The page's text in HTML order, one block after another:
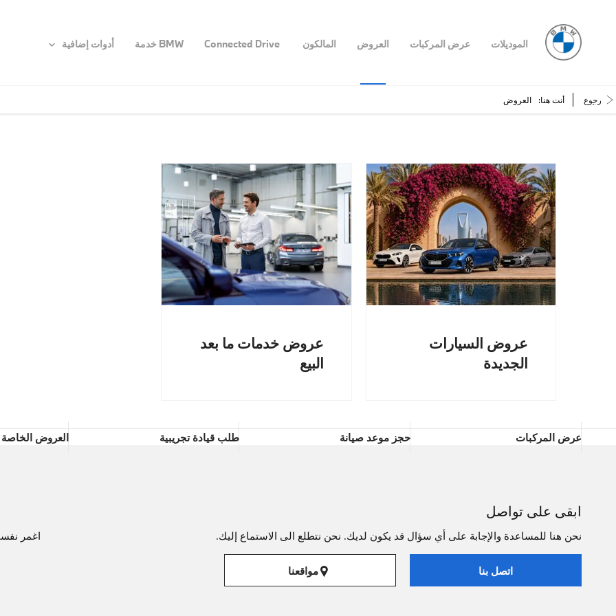
الموديلات عرض المركبات العروض المالكون Connected Drive BMW خدمة أدوات إضافية
رجوع أنت هنا: العروض
عروض السيارات
الجديدة
عروض خدمات ما بعد
البيع
عرض المركبات حجز موعد صيانة طلب قيادة تجريبية العروض الخاصة
ابقى على تواصل
نحن هنا للمساعدة والإجابة على أي سؤال قد يكون لديك. نحن نتطلع الى الاستماع إليك.
اتصل بنا مواقعنا
اغمر